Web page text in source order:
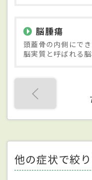
脳腫瘍
頭蓋骨の内側にで
脳実質と呼ばれる
他の症状で絞